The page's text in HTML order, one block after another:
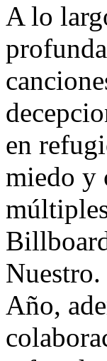
A lo
en
miedo y
Año,